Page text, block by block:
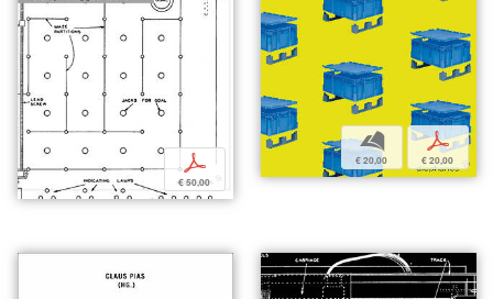
p
€ 50,00
b
€ 20,00
p
€ 20,00